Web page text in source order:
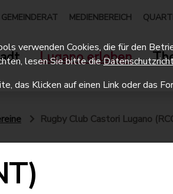
GEMEINDERAT MEDIENBEREICH
Lugano erleben
Rugby Club Castori Lugano
verwenden Cookies, die für den
lesen Sie bitte die
das Klicken auf einen Link oder das